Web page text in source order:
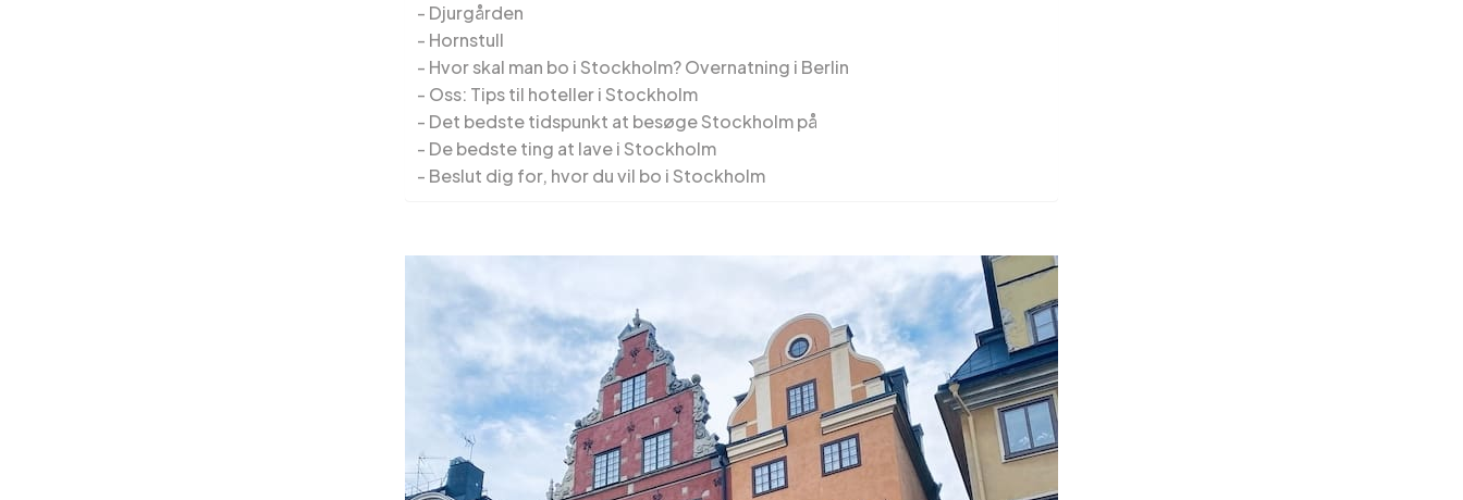
Djurgården
Hornstull
Hvor skal man bo i Stockholm? Overnatning i Berlin
Oss: Tips til hoteller i Stockholm
Det bedste tidspunkt at besøge Stockholm på
De bedste ting at lave i Stockholm
Beslut dig for, hvor du vil bo i Stockholm